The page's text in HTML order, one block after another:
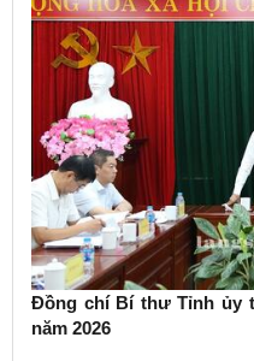
Đồng chí Bí thư Tỉnh ủy
năm 2026